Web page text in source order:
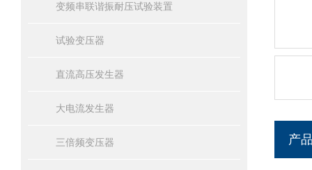
变频串联谐振耐压试验装置
试验变压器
直流高压发生器
大电流发生器
三倍频变压器 产